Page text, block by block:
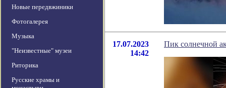
Новые передвжиники
Фотогалерея
Музыка
"Неизвестные" музеи
Риторика
Русские храмы и
17.07.2023
14:42
Пик солнечной